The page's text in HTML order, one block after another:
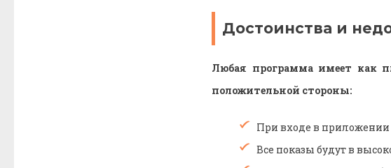
Достоинства и
Любая программа имеет как
положительной стороны:
При входе в приложении
Все показы будут в